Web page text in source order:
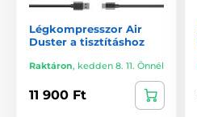
Légkompresszor Air
Duster a tisztításhoz
Raktáron, kedden 8. 11. Önnél
11 900 Ft